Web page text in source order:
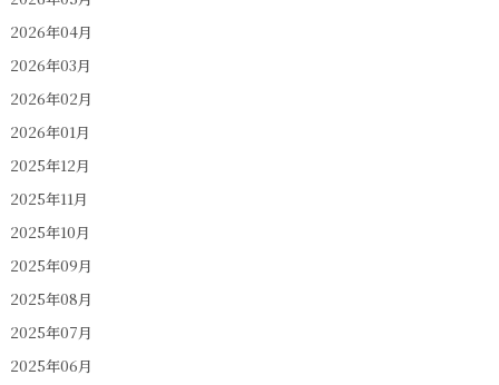
2026年04月
2026年03月
2026年02月
2026年01月
2025年12月
2025年11月
2025年10月
2025年09月
2025年08月
2025年07月
2025年06月